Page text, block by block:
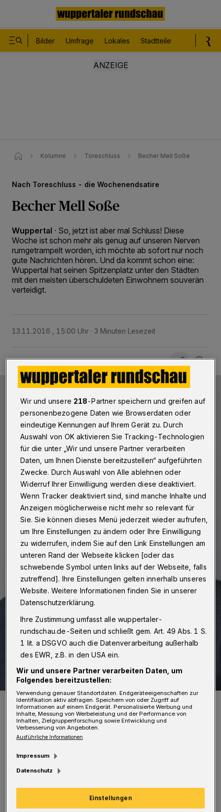
Bilder Umfrage Lokales Stadtteile
Kolumne Toreschluss Becher Mell Soße
Nach Toreschluss - die Wochenendsatire
Becher Mell Soße
Wuppertal · So, jetzt ist aber mal Schluss! Diese
Woche ist schon mehr als genug auf unseren Nerven
rumgetrampelt worden, ich möchte ab sofort nur noch
gute Nachrichten hören. Und da kommt schon eine:
Wuppertal hat seinen Spitzenplatz unter den Städten
mit den meisten überschuldeten Einwohnern souverän
verteidigt.
13.11.2016 , 15:00 Uhr 3 Minuten Lesezeit
Rundschau-Redakteur Roderich Trapp.
Foto: Bettina Osswald
P assend dazu gibt es im Dezember auch
keinen verkaufsoffenen Sonntag, an dem
die überschuldeten Menschen ihr nicht
Wir und unsere 218-Partner speichern und greifen auf
personenbezogene Daten wie Browserdaten oder
eindeutige Kennungen auf Ihrem Gerät zu. Durch
Auswahl von OK aktivieren Sie Tracking-Technologien
für die unter „Wir und unsere Partner verarbeiten
Daten, um Ihnen Dienste bereitzustellen“ aufgeführten
Zwecke. Durch Auswahl von Alle ablehnen oder
Widerruf Ihrer Einwilligung werden diese deaktiviert.
Wenn Tracker deaktiviert sind, sind manche Inhalte und
Anzeigen möglicherweise nicht mehr so relevant für
Sie. Sie können dieses Menü jederzeit wieder aufrufen,
um Ihre Einstellungen zu ändern oder Ihre Einwilligung
zu widerrufen, indem Sie auf den Link Einstellungen am
unteren Rand der Webseite klicken [oder das
schwebende Symbol unten links auf der Webseite, falls
zutreffend]. Ihre Einstellungen gelten innerhalb unseres
Website. Weitere Informationen finden Sie in unserer
Datenschutzerklärung.
Ihre Zustimmung umfasst alle wuppertaler-
rundschau.de-Seiten und schließt gem. Art. 49 Abs. 1 S.
1 lit. a DSGVO auch die Datenverarbeitung außerhalb
des EWR, z.B. in den USA ein.
Wir und unsere Partner verarbeiten Daten, um
Folgendes bereitzustellen:
Verwendung genauer Standortdaten. Endgeräteeigenschaften zur
Identifikation aktiv abfragen. Speichern von oder Zugriff auf
Informationen auf einem Endgerät. Personalisierte Werbung und
Inhalte, Messung von Werbeleistung und der Performance von
Inhalten, Zielgruppenforschung sowie Entwicklung und
Verbesserung von Angeboten.
Ausführliche Informationen
Impressum
Datenschutz
Einstellungen